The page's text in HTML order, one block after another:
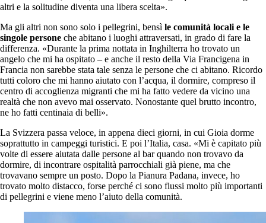
altri e la solitudine diventa una libera scelta».
Ma gli altri non sono solo i pellegrini, bensì le comunità locali e le
singole persone che abitano i luoghi attraversati, in grado di fare la
differenza. «Durante la prima nottata in Inghilterra ho trovato un
angelo che mi ha ospitato – e anche il resto della Via Francigena in
Francia non sarebbe stata tale senza le persone che ci abitano. Ricordo
tutti coloro che mi hanno aiutato con l’acqua, il dormire, compreso il
centro di accoglienza migranti che mi ha fatto vedere da vicino una
realtà che non avevo mai osservato. Nonostante quel brutto incontro,
ne ho fatti centinaia di belli».
La Svizzera passa veloce, in appena dieci giorni, in cui Gioia dorme
soprattutto in campeggi turistici. E poi l’Italia, casa. «Mi è capitato più
volte di essere aiutata dalle persone al bar quando non trovavo da
dormire, di incontrare ospitalità parrocchiali già piene, ma che
trovavano sempre un posto. Dopo la Pianura Padana, invece, ho
trovato molto distacco, forse perché ci sono flussi molto più importanti
di pellegrini e viene meno l’aiuto della comunità.